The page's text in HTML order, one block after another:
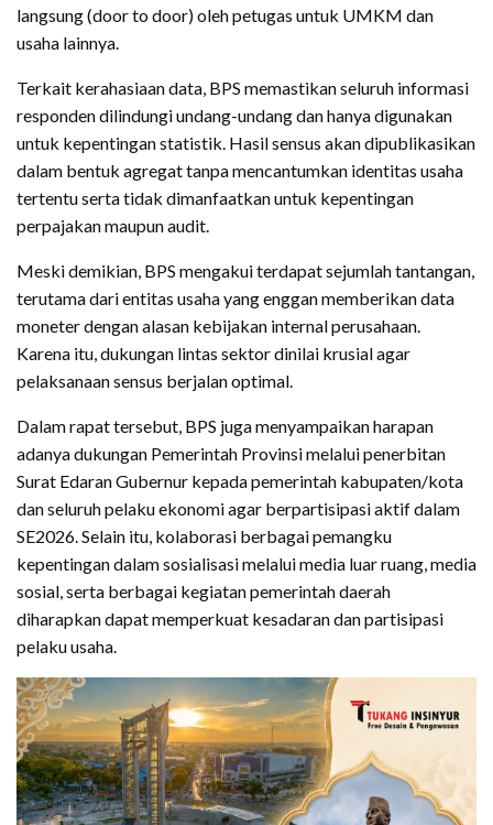
langsung (door to door) oleh petugas untuk UMKM dan
usaha lainnya.
Terkait kerahasiaan data, BPS memastikan seluruh informasi
responden dilindungi undang-undang dan hanya digunakan
untuk kepentingan statistik. Hasil sensus akan dipublikasikan
dalam bentuk agregat tanpa mencantumkan identitas usaha
tertentu serta tidak dimanfaatkan untuk kepentingan
perpajakan maupun audit.
Meski demikian, BPS mengakui terdapat sejumlah tantangan,
terutama dari entitas usaha yang enggan memberikan data
moneter dengan alasan kebijakan internal perusahaan.
Karena itu, dukungan lintas sektor dinilai krusial agar
pelaksanaan sensus berjalan optimal.
Dalam rapat tersebut, BPS juga menyampaikan harapan
adanya dukungan Pemerintah Provinsi melalui penerbitan
Surat Edaran Gubernur kepada pemerintah kabupaten/kota
dan seluruh pelaku ekonomi agar berpartisipasi aktif dalam
SE2026. Selain itu, kolaborasi berbagai pemangku
kepentingan dalam sosialisasi melalui media luar ruang, media
sosial, serta berbagai kegiatan pemerintah daerah
diharapkan dapat memperkuat kesadaran dan partisipasi
pelaku usaha.